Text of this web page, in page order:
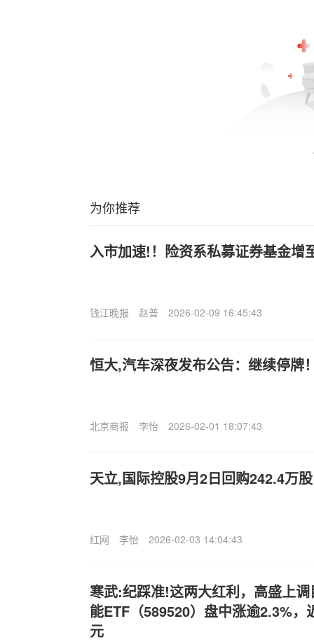
为你推荐
入市加速!！险资系私募证券基金增
钱江晚报 赵普 2026-02-09 16:45:43
恒大,汽车深夜发布公告：继续停牌
北京商报 李怡 2026-02-01 18:07:43
天立,国际控股9月2日回购242.4万股
红网 李怡 2026-02-03 14:04:43
寒武:纪踩准!这两大红利，高盛上
能ETF（589520）盘中涨逾2.3%，
元